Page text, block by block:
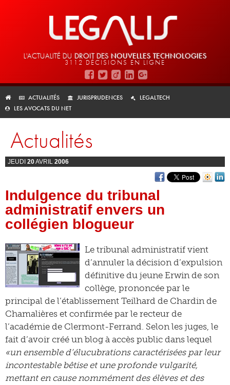
L'ACTUALITÉ DU DROIT DES NOUVELLES TECHNOLOGIES
3112 DÉCISIONS EN LIGNE
ACTUALITÉS JURISPRUDENCES
LEGALTECH
LES AVOCATS DU NET
Actualités
JEUDI 20AVRIL 2006
Indulgence du tribunal
administratif envers un
collégien blogueur
Le tribunal administratif vient
d’annuler la décision d’expulsion
définitive du jeune Erwin de son
collège, prononcée par le
principal de l’établissement Teilhard de Chardin de
Chamalières et confirmée par le recteur de
l’académie de Clermont-Ferrand. Selon les juges, le
fait d’avoir créé un blog à accès public dans lequel
«un ensemble d’élucubrations caractérisées par leur
incontestable bêtise et une profonde vulgarité,
mettant en cause nommément des élèves et des